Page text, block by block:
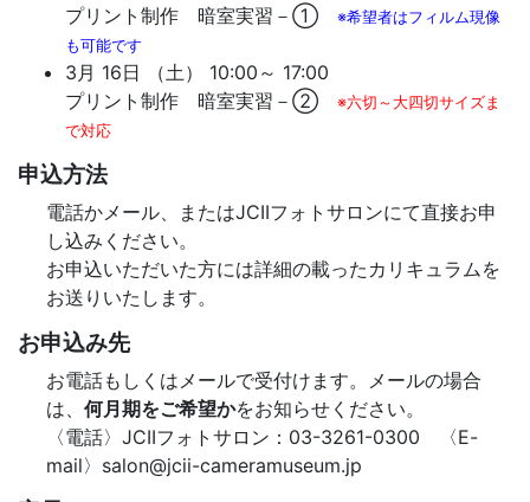
プリント制作 暗室実習－①
※希望者はフィルム現像
も可能です
3月 16日 （土） 10:00～ 17:00
プリント制作 暗室実習－②
※六切～大四切サイズま
で対応
申込方法
電話かメール、またはJCIIフォトサロンにて直接お申
し込みください。
お申込いただいた方には詳細の載ったカリキュラムを
お送りいたします。
お申込み先
お電話もしくはメールで受付けます。メールの場合
は、 何月期をご希望かをお知らせください。
〈電話〉JCIIフォトサロン：03-3261-0300 〈E-
mail〉salon@jcii-cameramuseum.jp